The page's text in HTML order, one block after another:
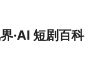
·AI 短剧百科